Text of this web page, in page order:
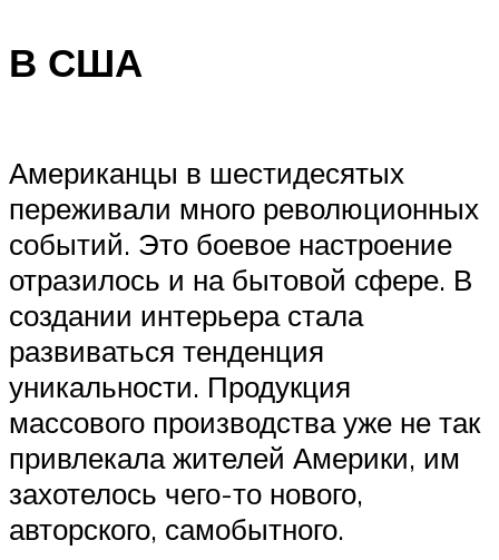
В США
Американцы в шестидесятых
переживали много революционных
событий. Это боевое настроение
отразилось и на бытовой сфере. В
создании интерьера стала
развиваться тенденция
уникальности. Продукция
массового производства уже не так
привлекала жителей Америки, им
захотелось чего-то нового,
авторского, самобытного.